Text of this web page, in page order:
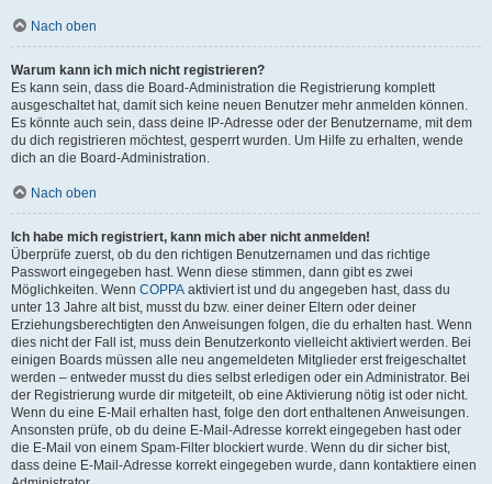
Nach oben
Warum kann ich mich nicht registrieren?
Es kann sein, dass die Board-Administration die Registrierung komplett
ausgeschaltet hat, damit sich keine neuen Benutzer mehr anmelden können.
Es könnte auch sein, dass deine IP-Adresse oder der Benutzername, mit dem
du dich registrieren möchtest, gesperrt wurden. Um Hilfe zu erhalten, wende
dich an die Board-Administration.
Nach oben
Ich habe mich registriert, kann mich aber nicht anmelden!
Überprüfe zuerst, ob du den richtigen Benutzernamen und das richtige
Passwort eingegeben hast. Wenn diese stimmen, dann gibt es zwei
Möglichkeiten. Wenn COPPA aktiviert ist und du angegeben hast, dass du
unter 13 Jahre alt bist, musst du bzw. einer deiner Eltern oder deiner
Erziehungsberechtigten den Anweisungen folgen, die du erhalten hast. Wenn
dies nicht der Fall ist, muss dein Benutzerkonto vielleicht aktiviert werden. Bei
einigen Boards müssen alle neu angemeldeten Mitglieder erst freigeschaltet
werden – entweder musst du dies selbst erledigen oder ein Administrator. Bei
der Registrierung wurde dir mitgeteilt, ob eine Aktivierung nötig ist oder nicht.
Wenn du eine E-Mail erhalten hast, folge den dort enthaltenen Anweisungen.
Ansonsten prüfe, ob du deine E-Mail-Adresse korrekt eingegeben hast oder
die E-Mail von einem Spam-Filter blockiert wurde. Wenn du dir sicher bist,
dass deine E-Mail-Adresse korrekt eingegeben wurde, dann kontaktiere einen